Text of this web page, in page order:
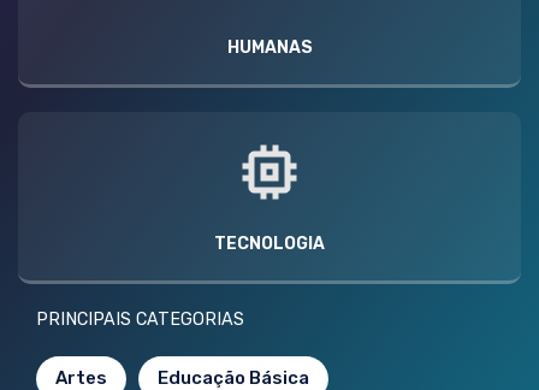
HUMANAS
TECNOLOGIA
PRINCIPAIS CATEGORIAS
Artes Educação Básica